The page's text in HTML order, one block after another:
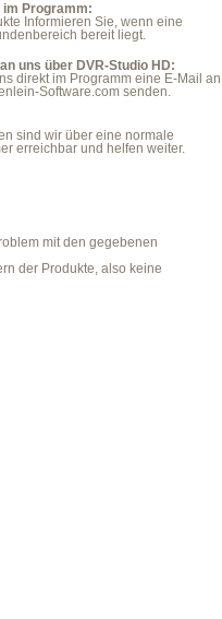
Programm:
Informieren Sie, wenn eine
bereit liegt.
uns über DVR-Studio HD:
direkt im Programm eine E-Mail an
Software.com senden.
sind wir über eine normale
erreichbar und helfen weiter.
mit den gegebenen
der Produkte, also keine